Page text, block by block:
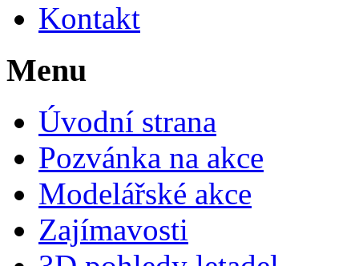
Kontakt
Menu
Úvodní strana
Pozvánka na akce
Modelářské akce
Zajímavosti